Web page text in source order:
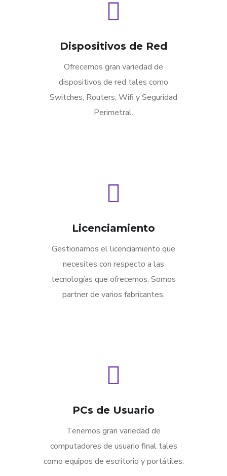
Dispositivos de Red
Ofrecemos gran variedad de
dispositivos de red tales como
Switches, Routers, Wifi y Seguridad
Perimetral.
Licenciamiento
Gestionamos el licenciamiento que
necesites con respecto a las
tecnologías que ofrecemos. Somos
partner de varios fabricantes.
PCs de Usuario
Tenemos gran variedad de
computadores de usuario final tales
como equipos de escritorio y portátiles.